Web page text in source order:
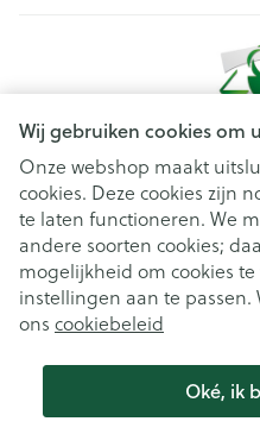
Wij gebruiken cookies om
Onze webshop maakt
cookies. Deze cookies zijn
te laten functioneren. We
andere soorten cookies;
mogelijkheid om cookies
instellingen aan te
ons cookiebeleid
Oké, ik
Juridische links